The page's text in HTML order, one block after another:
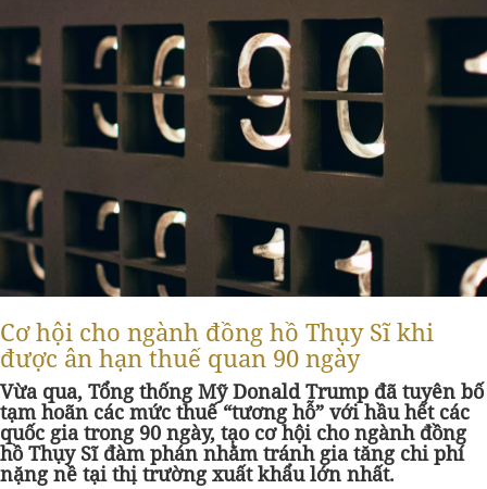
Cơ hội cho ngành đồng hồ Thụy Sĩ khi
được ân hạn thuế quan 90 ngày
Vừa qua, Tổng thống Mỹ Donald Trump đã tuyên bố
tạm hoãn các mức thuế “tương hỗ” với hầu hết các
quốc gia trong 90 ngày, tạo cơ hội cho ngành đồng
hồ Thụy Sĩ đàm phán nhằm tránh gia tăng chi phí
nặng nề tại thị trường xuất khẩu lớn nhất.